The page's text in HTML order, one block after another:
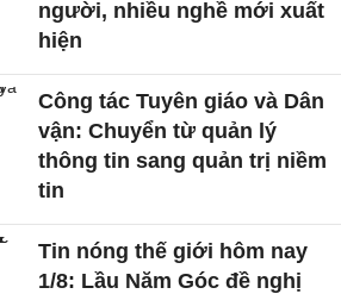
người, nhiều nghề mới xuất
hiện
Công tác Tuyên giáo và Dân
vận: Chuyển từ quản lý
thông tin sang quản trị niềm
tin
Tin nóng thế giới hôm nay
1/8: Lầu Năm Góc đề nghị